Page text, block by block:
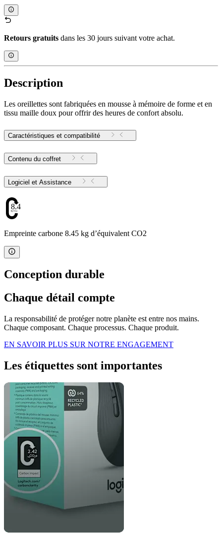
Retours gratuits dans les 30 jours suivant votre achat.
Description
Les oreillettes sont fabriquées en mousse à mémoire de forme et en
tissu maille doux pour offrir des heures de confort absolu.
Caractéristiques et compatibilité
Contenu du coffret
Logiciel et Assistance
8.45
Empreinte carbone 8.45 kg d’équivalent CO2
Conception durable
Chaque détail compte
La responsabilité de protéger notre planète est entre nos mains.
Chaque composant. Chaque processus. Chaque produit.
EN SAVOIR PLUS SUR NOTRE ENGAGEMENT
Les étiquettes sont importantes